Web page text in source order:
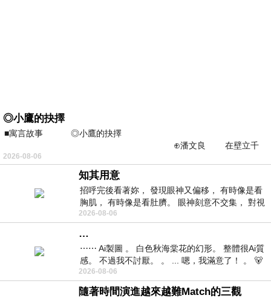
◎小鷹的抉擇
■寓言故事 ◎小鷹的抉擇
⊕潘文良 在壁立千
仞的懸崖上，有一座遮天蔽
2026-08-06
知其用意
招呼完後看著妳， 發現眼神又偏移， 有時像是看
胸肌， 有時像是看肚臍。 眼神刻意不交集， 對視
視線不對齊， 讓我很難不
2026-08-06
…
⋯⋯ Ai製圖 。 白色秋海棠花的幻形。 整體很Ai質
感。 不過我不討厭。 。 ... 嗯，我滿意了！ 。 🐻
昨中
2026-08-06
隨著時間演進越來越難Match的三觀